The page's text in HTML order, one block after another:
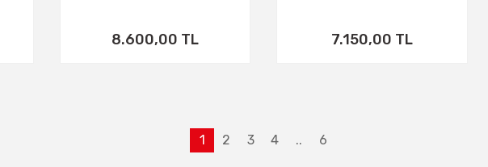
8.600,00 TL 7.150,00 TL
1 2 3 4 .. 6